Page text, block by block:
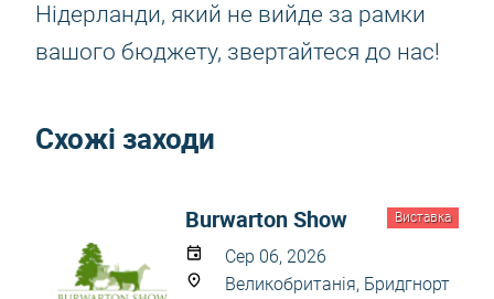
Нідерланди, який не вийде за рамки
вашого бюджету, звертайтеся до нас!
Схожі заходи
Виставка
Burwarton Show
Сер 06, 2026
Великобританія, Бридгнорт